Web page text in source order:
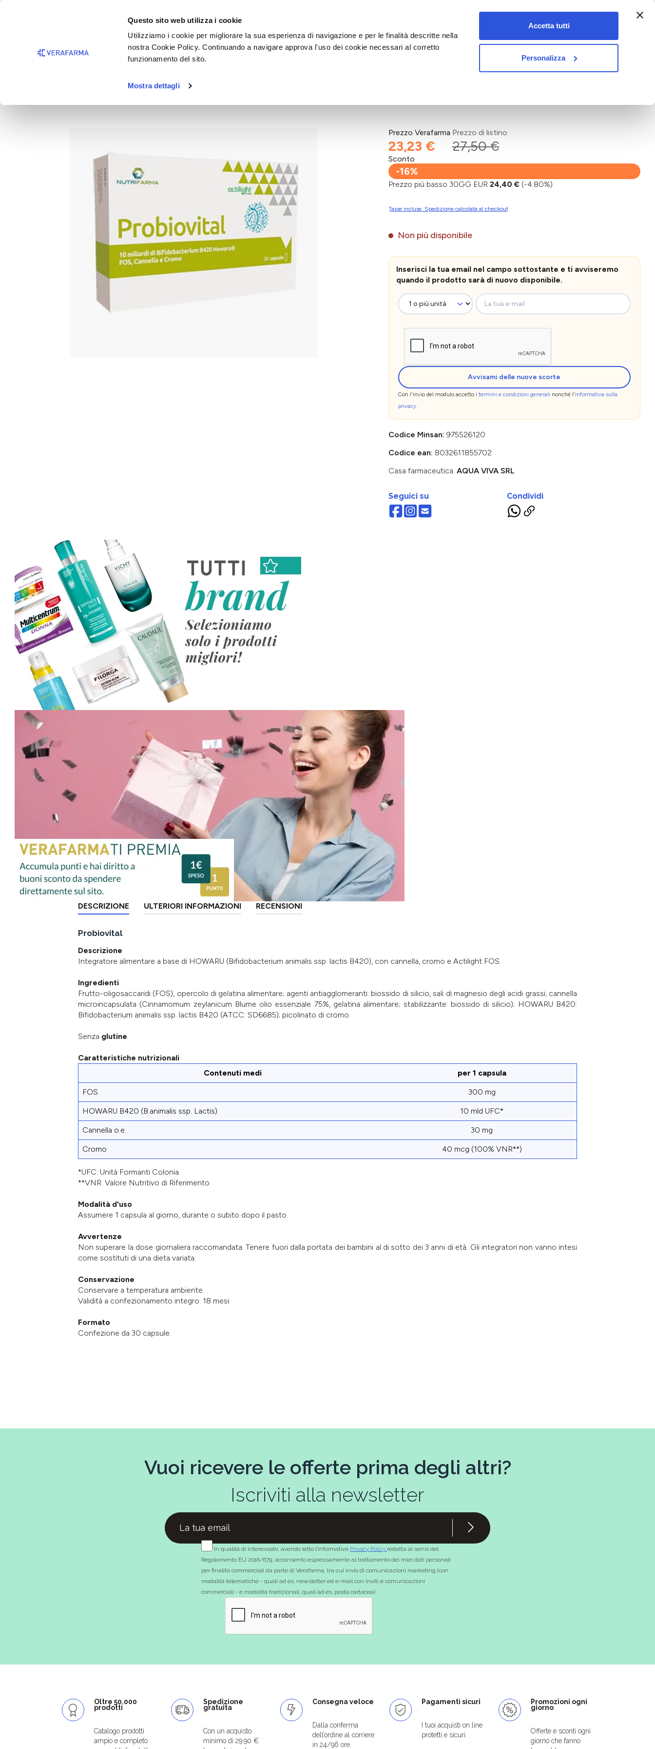
Questo sito web utilizza i cookie
Utilizziamo i cookie per migliorare la sua esperienza di navigazione e per le finalità descritte nella
nostra Cookie Policy. Continuando a navigare approva l'uso dei cookie necessari al corretto
funzionamento del sito.
Mostra dettagli
Accetta tutti
Personalizza
Passa alla navigazione principale
vet&pet
PROBIOVITAL 30CPS
Prezzo Verafarma
23,23 €
Prezzo di listino
27,50 €
Sconto
-16%
Prezzo più basso 30GG EUR 24,40 € (-4.80%)
Tasse incluse. Spedizione calcolata al checkout
Non più disponibile
Inserisci la tua email nel campo sottostante e ti avviseremo
quando il prodotto sarà di nuovo disponibile.
La tua e-mail
Avvisami delle nuove scorte
Con l'invio del modulo accetto i termini e condizioni generali nonché l'informativa sulla
privacy.
Codice Minsan: 975526120
Codice ean: 8032611855702
Casa farmaceutica: AQUA VIVA SRL
Seguici su Condividi
DESCRIZIONE ULTERIORI INFORMAZIONI RECENSIONI
Probiovital
Descrizione
Integratore alimentare a base di HOWARU (Bifidobacterium animalis ssp. lactis B420), con cannella, cromo e Actilight FOS.
Ingredienti
Frutto-oligosaccaridi (FOS), opercolo di gelatina alimentare; agenti antiagglomeranti: biossido di silicio, sali di magnesio degli acidi grassi; cannella
microincapsulata (Cinnamomum zeylanicum Blume olio essenziale 75%, gelatina alimentare; stabilizzante: biossido di silicio); HOWARU B420:
Bifidobacterium animalis ssp. lactis B420 (ATCC: SD6685); picolinato di cromo.
Senza glutine.
Caratteristiche nutrizionali
Contenuti medi
per 1 capsula
FOS 300 mg
HOWARU B420 (B.animalis ssp. Lactis) 10 mld UFC*
Cannella o.e. 30 mg
Cromo 40 mcg (100% VNR**)
*UFC: Unità Formanti Colonia.
**VNR: Valore Nutritivo di Riferimento.
Modalità d'uso
Assumere 1 capsula al giorno, durante o subito dopo il pasto.
Avvertenze
Non superare la dose giornaliera raccomandata. Tenere fuori dalla portata dei bambini al di sotto dei 3 anni di età. Gli integratori non vanno intesi
come sostituti di una dieta variata.
Conservazione
Conservare a temperatura ambiente.
Validità a confezionamento integro: 18 mesi.
Formato
Confezione da 30 capsule.
Vuoi ricevere le offerte prima degli altri?
Iscriviti alla newsletter
In qualità di interessato, avendo letto l’informativa Privacy Policy redatta ai sensi del
Regolamento EU 2016/679, acconsento espressamente al trattamento dei miei dati personali
per finalità commerciali da parte di Verafarma, tra cui invio di comunicazioni marketing (con
modalità telematiche - quali ad es. newsletter ed e-mail con inviti e comunicazioni
commerciali - e modalità tradizionali, quali ad es. posta cartacea)
Oltre 50.000
prodotti
Catalogo prodotti
ampio e completo
Spedizione
gratuita
Con un acquisto
minimo di 29.90 €
Consegna veloce
Dalla conferma
dell’ordine al corriere
in 24/96 ore.
Pagamenti sicuri
I tuoi acquisti on line
protetti e sicuri.
Promozioni ogni
giorno
Offerte e sconti ogni
giorno che fanno